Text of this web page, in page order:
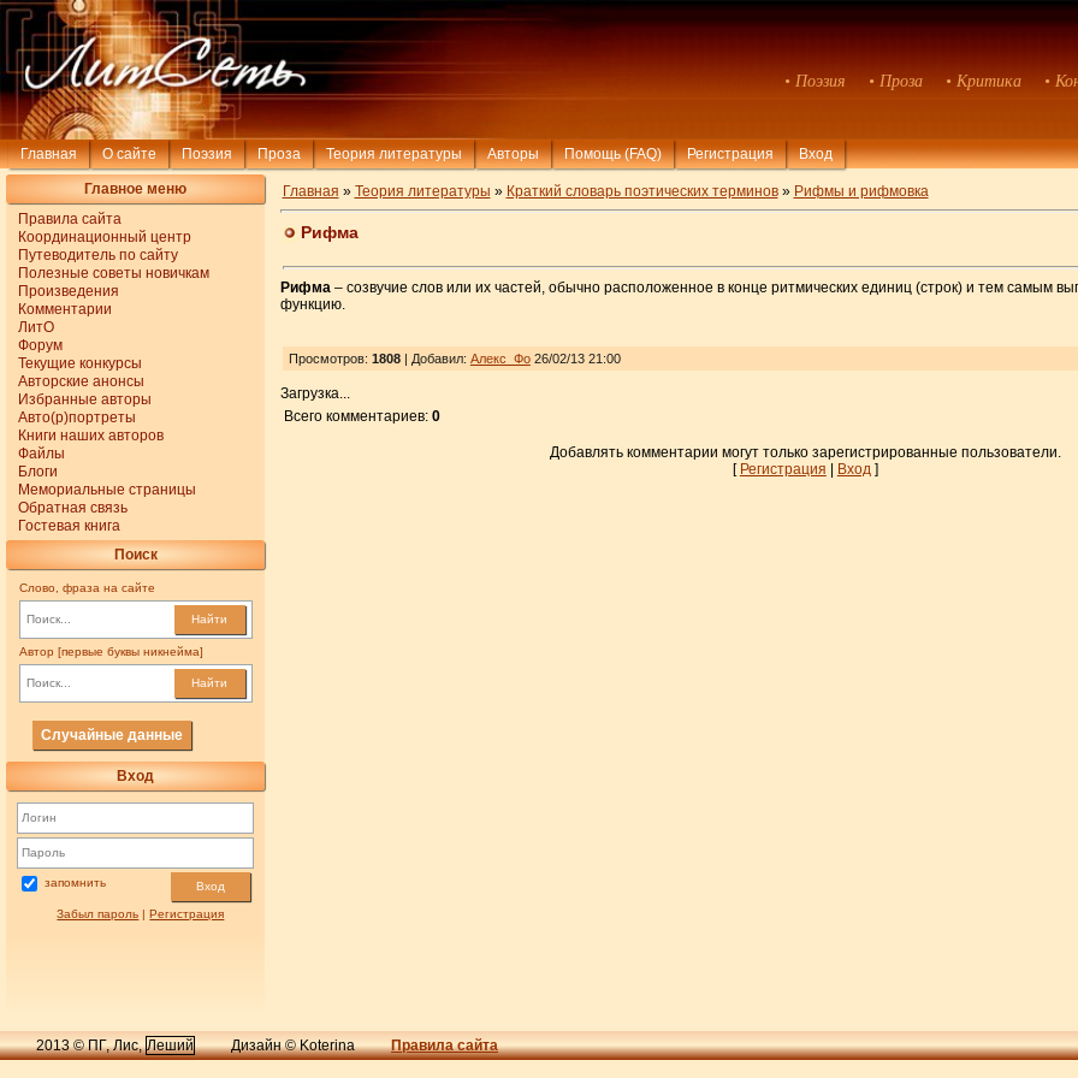
• Поэзия • Проза • Критика •
Главная О сайте Поэзия Проза Теория литературы Авторы Помощь (FAQ) Регистрация Вход
Главное меню
Правила сайта
Координационный центр
Путеводитель по сайту
Полезные советы новичкам
Произведения
Комментарии
ЛитО
Форум
Текущие конкурсы
Авторские анонсы
Избранные авторы
Авто(р)портреты
Книги наших авторов
Файлы
Блоги
Мемориальные страницы
Обратная связь
Гостевая книга
Поиск
Слово, фраза на сайте
Найти
Автор [первые буквы никнейма]
Найти
Случайные данные
Вход
запомнить Вход
Забыл пароль |Регистрация
Главная » Теория литературы » Краткий словарь поэтических терминов» Рифмы и рифмовка
Рифма
Рифма – созвучие слов или их частей, обычно расположенное в конце ритмических единиц (строк) и тем самым
функцию.
Просмотров: 1808| Добавил: Алекс_Фо26/02/13 21:00
Загрузка...
Всего комментариев: 0
Добавлять комментарии могут только зарегистрированные пользователи.
[ Регистрация | Вход ]
2013 © ПГ, Лис,Леший Дизайн © Koterina Правила сайта